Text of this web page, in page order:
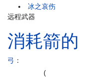
冰之哀伤
远程武器
消耗箭的
弓 ：
(